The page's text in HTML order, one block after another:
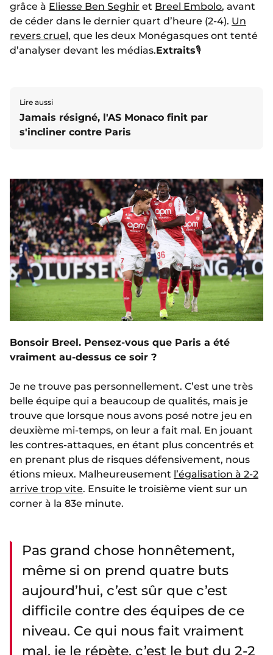
grâce à Eliesse Ben Seghir et Breel Embolo, avant
de céder dans le dernier quart d’heure (2-4). Un
revers cruel, que les deux Monégasques ont tenté
d’analyser devant les médias.Extraits🎙️
Lire aussi
Jamais résigné, l'AS Monaco finit par
s'incliner contre Paris
Bonsoir Breel. Pensez-vous que Paris a été
vraiment au-dessus ce soir ?
Je ne trouve pas personnellement. C’est une très
belle équipe qui a beaucoup de qualités, mais je
trouve que lorsque nous avons posé notre jeu en
deuxième mi-temps, on leur a fait mal. En jouant
les contres-attaques, en étant plus concentrés et
en prenant plus de risques défensivement, nous
étions mieux. Malheureusement l’égalisation à 2-2
arrive trop vite. Ensuite le troisième vient sur un
corner à la 83e minute.
Pas grand chose honnêtement,
même si on prend quatre buts
aujourd’hui, c’est sûr que c’est
difficile contre des équipes de ce
niveau. Ce qui nous fait vraiment
mal, je le répète, c’est le but du 2-2